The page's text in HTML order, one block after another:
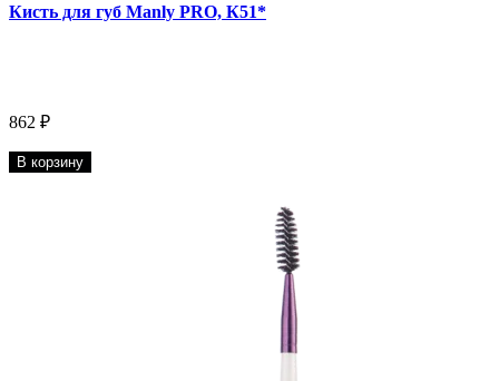
Кисть для губ Manly PRO, К51*
862 ₽
В корзину